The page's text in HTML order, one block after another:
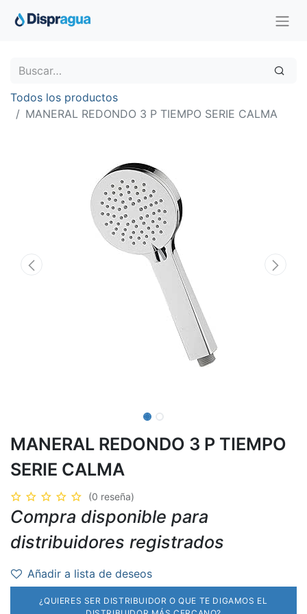
Todos los productos
MANERAL REDONDO 3 P TIEMPO SERIE CALMA
MANERAL REDONDO 3 P TIEMPO
SERIE CALMA
(0 reseña)
Compra disponible para
distribuidores registrados
Añadir a lista de deseos
¿QUIERES SER DISTRIBUIDOR O QUE TE DIGAMOS EL